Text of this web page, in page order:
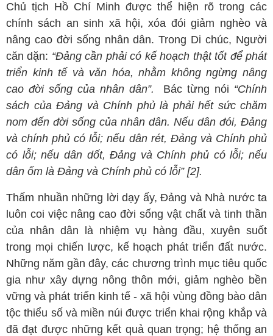
Chủ tịch Hồ Chí Minh được thể hiện rõ trong các
chính sách an sinh xã hội, xóa đói giảm nghèo và
nâng cao đời sống nhân dân. Trong Di chúc, Người
căn dặn: “Đảng cần phải có kế hoạch thật tốt để phát
triển kinh tế và vǎn hóa, nhằm không ngừng nâng
cao đời sống của nhân dân”. Bác từng nói “Chính
sách của Đảng và Chính phủ là phải hết sức chăm
nom đến đời sống của nhân dân. Nếu dân đói, Đảng
và chính phủ có lỗi; nếu dân rét, Đảng và Chính phủ
có lỗi; nếu dân dốt, Đảng và Chính phủ có lỗi; nếu
dân ốm là Đảng và Chính phủ có lỗi” [2].
Thấm nhuần những lời dạy ấy, Đảng và Nhà nước ta
luôn coi việc nâng cao đời sống vật chất và tinh thần
của nhân dân là nhiệm vụ hàng đầu, xuyên suốt
trong mọi chiến lược, kế hoạch phát triển đất nước.
Những năm gần đây, các chương trình mục tiêu quốc
gia như xây dựng nông thôn mới, giảm nghèo bền
vững và phát triển kinh tế - xã hội vùng đồng bào dân
tộc thiểu số và miền núi được triển khai rộng khắp và
đã đạt được những kết quả quan trọng; hệ thống an